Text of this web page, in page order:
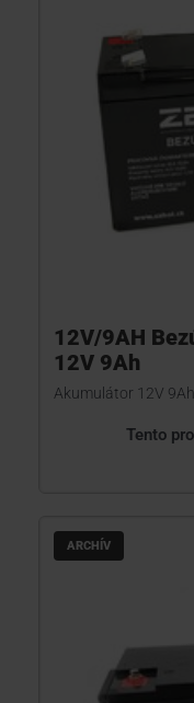
12V/9AH
12V 9Ah
Akumulátor 12V 9Ah
Tento
ARCHÍV